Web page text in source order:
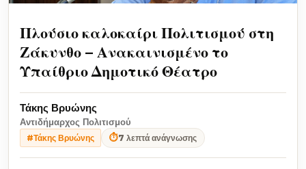
Πλούσιο καλοκαίρι Πολιτισμού στη
Ζάκυνθο – Ανακαινισμένο το
Υπαίθριο Δημοτικό Θέατρο
Τάκης Βρυώνης
Αντιδήμαρχος Πολιτισμού
#Τάκης Βρυώνης ⏱7 λεπτά ανάγνωσης